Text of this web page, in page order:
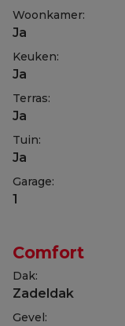
Woonkamer:
Ja
Keuken:
Ja
Terras:
Ja
Tuin:
Ja
Garage:
1
Comfort
Dak:
Zadeldak
Gevel: